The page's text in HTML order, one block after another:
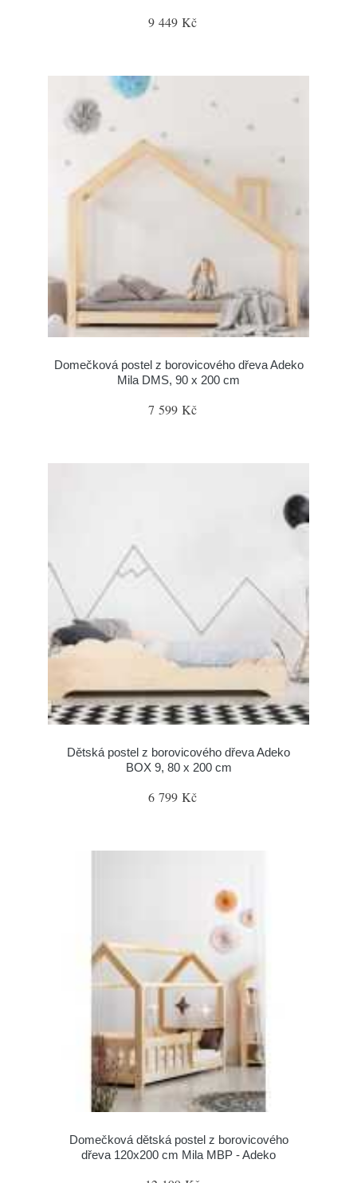
9 449 Kč
Domečková postel z borovicového dřeva Adeko
Mila DMS, 90 x 200 cm
7 599 Kč
Dětská postel z borovicového dřeva Adeko
BOX 9, 80 x 200 cm
6 799 Kč
Domečková dětská postel z borovicového
dřeva 120x200 cm Mila MBP - Adeko